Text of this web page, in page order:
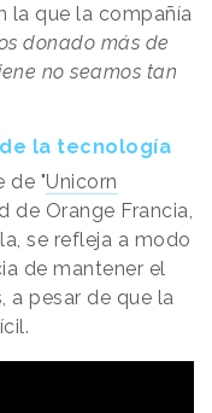
la que la compañía
donado más de
no seamos tan
la tecnología
de "Unicorn
de Orange Francia,
se refleja a modo
de mantener el
a pesar de que la